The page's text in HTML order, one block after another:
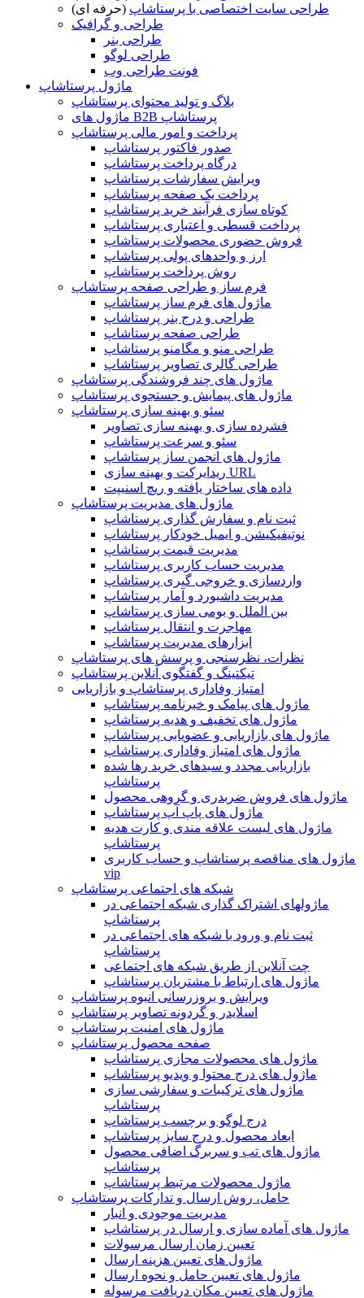
طراحی سایت اختصاصی با پرستاشاپ (حرفه ای)
طراحی و گرافیک
طراحی بنر
طراحی لوگو
فونت طراحی وب
ماژول پرستاشاپ
بلاگ و تولید محتوای پرستاشاپ
ماژول های B2B پرستاشاپ
پرداخت و امور مالی پرستاشاپ
صدور فاکتور پرستاشاپ
درگاه پرداخت پرستاشاپ
ویرایش سفارشات پرستاشاپ
پرداخت یک صفحه پرستاشاپ
کوتاه سازی فرآیند خرید پرستاشاپ
پرداخت قسطی و اعتباری پرستاشاپ
فروش حضوری محصولات پرستاشاپ
ارز و واحدهای پولی پرستاشاپ
روش پرداخت پرستاشاپ
فرم ساز و طراحی صفحه پرستاشاپ
ماژول های فرم ساز پرستاشاپ
طراحی و درج بنر پرستاشاپ
طراحی صفحه پرستاشاپ
طراحی منو و مگامنو پرستاشاپ
طراحی گالری تصاویر پرستاشاپ
ماژول های چند فروشندگی پرستاشاپ
ماژول های پیمایش و جستجوی پرستاشاپ
سئو و بهینه سازی پرستاشاپ
فشرده سازی و بهینه سازی تصاویر
سئو و سرعت پرستاشاپ
ماژول های انجمن ساز پرستاشاپ
ریدایرکت و بهینه سازی URL
داده های ساختار یافته و ریچ اسنیپت
ماژول های مدیریت پرستاشاپ
ثبت نام و سفارش گذاری پرستاشاپ
نوتیفیکیشن و ایمیل خودکار پرستاشاپ
مدیریت قیمت پرستاشاپ
مدیریت حساب کاربری پرستاشاپ
واردسازی و خروجی گیری پرستاشاپ
مدیریت داشبورد و آمار پرستاشاپ
بین الملل و بومی سازی پرستاشاپ
مهاجرت و انتقال پرستاشاپ
ابزارهای مدیریت پرستاشاپ
نظرات، نظرسنجی و پرسش های پرستاشاپ
تیکتینگ و گفتگوی آنلاین پرستاشاپ
امتیاز وفاداری پرستاشاپ و بازاریابی
ماژول های پیامک و خبرنامه پرستاشاپ
ماژول های تخفیف و هدیه پرستاشاپ
ماژول های بازاریابی و عضویابی پرستاشاپ
ماژول های امتیاز وفاداری پرستاشاپ
بازاریابی مجدد و سبدهای خرید رها شده
پرستاشاپ
ماژول های فروش ضربدری و گروهی محصول
ماژول های پاپ آپ پرستاشاپ
ماژول های لیست علاقه مندی و کارت هدیه
پرستاشاپ
ماژول های مناقصه پرستاشاپ و حساب کاربری
vip
شبکه های اجتماعی پرستاشاپ
ماژولهای اشتراک‌ گذاری شبکه اجتماعی در
پرستاشاپ
ثبت نام و ورود با شبکه های اجتماعی در
پرستاشاپ
چت آنلاین از طریق شبکه های اجتماعی
ماژول های ارتباط با مشتریان پرستاشاپ
ویرایش و بروزرسانی انبوه پرستاشاپ
اسلایدر و گردونه تصاویر پرستاشاپ
ماژول های امنیت پرستاشاپ
صفحه محصول پرستاشاپ
ماژول های محصولات مجازی پرستاشاپ
ماژول های درج محتوا و ویدیو پرستاشاپ
ماژول های ترکیبات و سفارشی سازی
پرستاشاپ
درج لوگو و برچسب پرستاشاپ
ابعاد محصول و درج سایز پرستاشاپ
ماژول های تب و سربرگ اضافی محصول
پرستاشاپ
ماژول محصولات مرتبط پرستاشاپ
حامل، روش ارسال و تدارکات پرستاشاپ
مدیریت موجودی و انبار
ماژول های آماده سازی و ارسال در پرستاشاپ
تعیین زمان ارسال مرسولات
ماژول های تعیین هزینه ارسال
ماژول های تعیین حامل و نحوه ارسال
ماژول های تعیین مکان دریافت مرسوله